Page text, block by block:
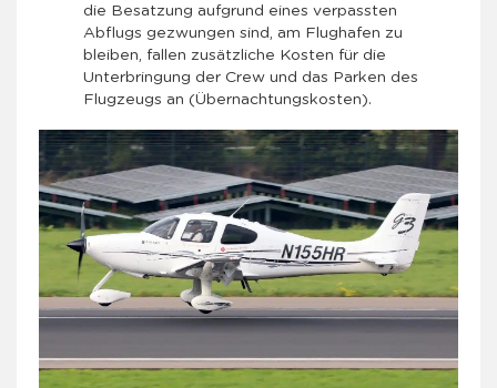
die Besatzung aufgrund eines verpassten
Abflugs gezwungen sind, am Flughafen zu
bleiben, fallen zusätzliche Kosten für die
Unterbringung der Crew und das Parken des
Flugzeugs an (Übernachtungskosten).